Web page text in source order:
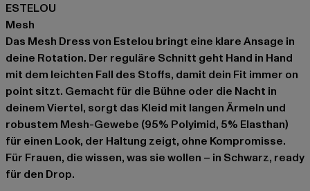
ESTELOU
Mesh
Das Mesh Dress von Estelou bringt eine klare Ansage in
deine Rotation. Der reguläre Schnitt geht Hand in Hand
mit dem leichten Fall des Stoffs, damit dein Fit immer on
point sitzt. Gemacht für die Bühne oder die Nacht in
deinem Viertel, sorgt das Kleid mit langen Ärmeln und
robustem Mesh-Gewebe (95% Polyimid, 5% Elasthan)
für einen Look, der Haltung zeigt, ohne Kompromisse.
Für Frauen, die wissen, was sie wollen – in Schwarz, ready
für den Drop.